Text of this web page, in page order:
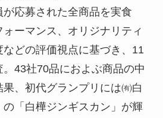
応募された全商品を実食
ォーマンス、オリジナリティ
どの評価視点に基づき、11
43社70品におよぶ商品の中
、初代グランプリには㈲白
「白樺ジンギスカン」が輝